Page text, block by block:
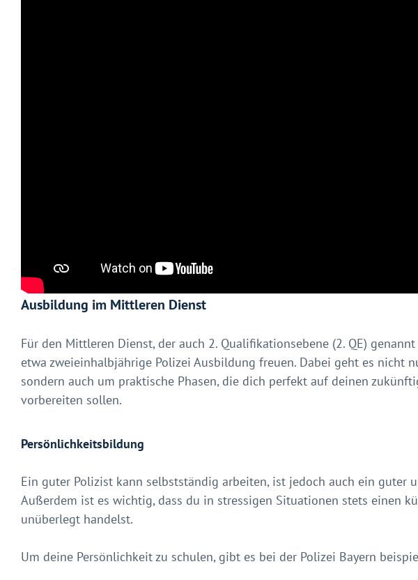
Ausbildung im Mittleren Dienst
Für den Mittleren Dienst, der auch 2. Qualifikationsebene (2. QE)
etwa zweieinhalbjährige Polizei Ausbildung freuen. Dabei geht es nicht
sondern auch um praktische Phasen, die dich perfekt auf deinen
vorbereiten sollen.
Persönlichkeitsbildung
Ein guter Polizist kann selbstständig arbeiten, ist jedoch auch ein guter
Außerdem ist es wichtig, dass du in stressigen Situationen stets einen
unüberlegt handelst.
Um deine Persönlichkeit zu schulen, gibt es bei der Polizei Bayern